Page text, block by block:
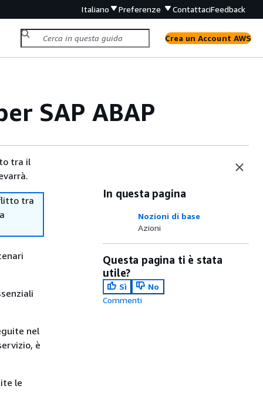
Italiano Preferenze ContattaciFeedback
Crea un Account AWS
SAP ABAP
tra il
tra
nel
è
le
In questa pagina
Nozioni di base
Azioni
Questa pagina ti è stata
utile?
Sì
No
Commenti